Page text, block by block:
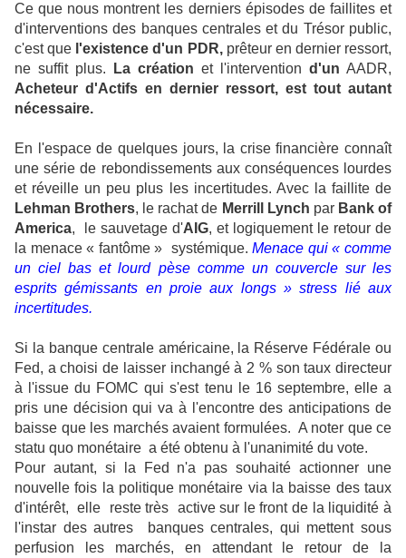
Ce que nous montrent les derniers épisodes de faillites et
d'interventions des banques centrales et du Trésor public,
c'est que l'existence d'un PDR,prêteur en dernier ressort,
ne suffit plus.
La création et l'intervention d'un AADR,
Acheteur d'Actifs en dernier ressort, est tout autant
nécessaire.
En l'espace de quelques jours, la crise financière connaît
une série de rebondissements aux conséquences lourdes
et réveille un peu plus les incertitudes. Avec la faillite de
Lehman Brothers, le rachat de Merrill Lynch par Bank of
America, le sauvetage d'AIG, et logiquement le retour de
la menace « fantôme » systémique.Menace qui « comme
un ciel bas et lourd pèse comme un couvercle sur les
esprits gémissants en proie aux longs » stress lié aux
incertitudes.
Si la banque centrale américaine, la Réserve Fédérale ou
Fed, a choisi de laisser inchangé à 2 % son taux directeur
à l'issue du FOMC qui s'est tenu le 16 septembre, elle a
pris une décision qui va à l'encontre des anticipations de
baisse que les marchés avaient formulées. A noter que ce
statu quo monétaire a été obtenu à l'unanimité du vote.
Pour autant, si la Fed n'a pas souhaité actionner une
nouvelle fois la politique monétaire via la baisse des taux
d'intérêt, elle reste très active sur le front de la liquidité à
l'instar des autres banques centrales, qui mettent sous
perfusion les marchés, en attendant le retour de la